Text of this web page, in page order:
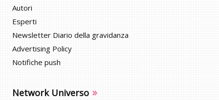
Autori
Esperti
Newsletter Diario della gravidanza
Advertising Policy
Notifiche push
Network Universo »